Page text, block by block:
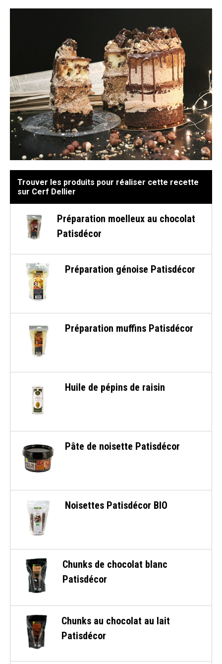
Trouver les produits pour réaliser cette recette
sur Cerf Dellier
Préparation moelleux au chocolat
Patisdécor
Préparation génoise Patisdécor
Préparation muffins Patisdécor
Huile de pépins de raisin
Pâte de noisette Patisdécor
Noisettes Patisdécor BIO
Chunks de chocolat blanc
Patisdécor
Chunks au chocolat au lait
Patisdécor